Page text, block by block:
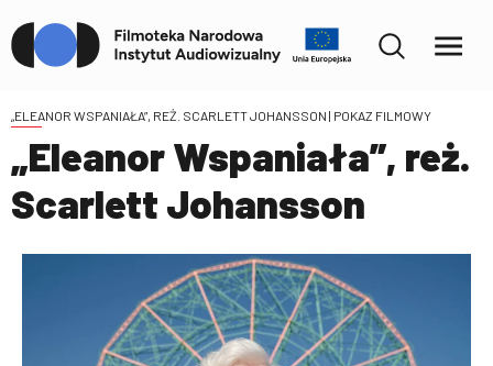
„ELEANOR WSPANIAŁA”, REŻ. SCARLETT JOHANSSON | POKAZ FILMOWY
„Eleanor Wspaniała”, reż.
Scarlett Johansson